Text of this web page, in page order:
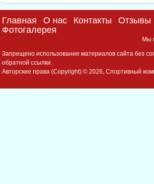
Главная О нас Контакты Отзывы
Фотогалерея
Мы
Запрещено использование материалов сайта без
обратной ссылки.
Авторские права (Copyright) © 2026, Спортивный